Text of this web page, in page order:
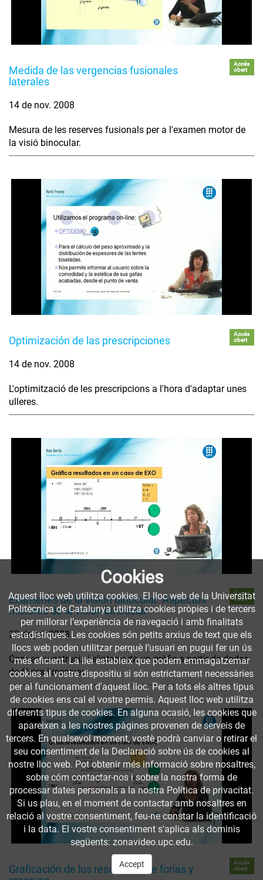
Medida de las vergencias fusionales
laterales
Accés
obert
14 de nov. 2008
Mesura de les reserves fusionals per a l'examen motor de
la visió binocular.
Optimización de las prescripciones
Accés
obert
14 de nov. 2008
L'optimització de les prescripcions a l'hora d'adaptar unes
ulleres.
Exámenes de la visión binocular. Aspectos
motores de la visión binocular
Accés
obert
23 de jul. 2008
Com es construeix i s'interpreta un gràfic a partir de dades
de fòries i reserves.
Graficación de los resultados de forias y
Accés
obert
Cookies
Aquest lloc web utilitza cookies. El lloc web de la Universitat
Politècnica de Catalunya utilitza cookies pròpies i de tercers
per millorar l’experiència de navegació i amb finalitats
estadístiques. Les cookies són petits arxius de text que els
llocs web poden utilitzar perquè l’usuari en pugui fer un ús
més eficient. La llei estableix que podem emmagatzemar
cookies al vostre dispositiu si són estrictament necessàries
per al funcionament d'aquest lloc. Per a tots els altres tipus
de cookies ens cal el vostre permís. Aquest lloc web utilitza
diferents tipus de cookies. En alguna ocasió, les cookies que
apareixen a les nostres pàgines provenen de serveis de
tercers. En qualsevol moment, vostè podrà canviar o retirar el
seu consentiment de la Declaració sobre ús de cookies al
nostre lloc web. Pot obtenir més informació sobre nosaltres,
sobre cóm contactar-nos i sobre la nostra forma de
processar dates personals a la nostra Política de privacitat.
Si us plau, en el moment de contactar amb nosaltres en
relació al vostre consentiment, feu-ne constar la identificació
i la data. El vostre consentiment s'aplica als dominis
següents: zonavideo.upc.edu.
Accept